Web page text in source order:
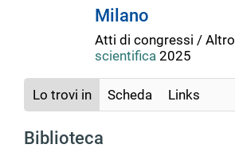
Milano
Atti di congressi / Altro
scientifica 2025
Lo trovi in Scheda Links
Biblioteca